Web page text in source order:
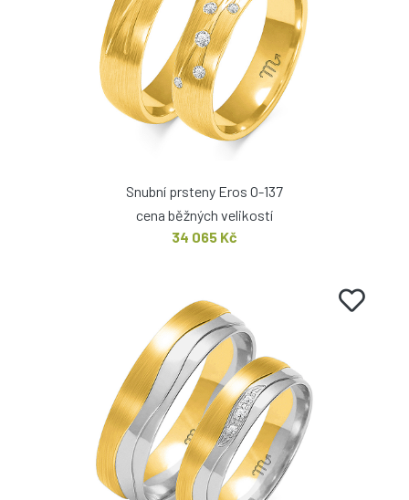
Snubní prsteny Eros O-137
cena běžných velikostí
34 065 Kč